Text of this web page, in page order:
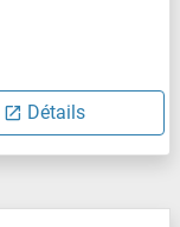
Détails